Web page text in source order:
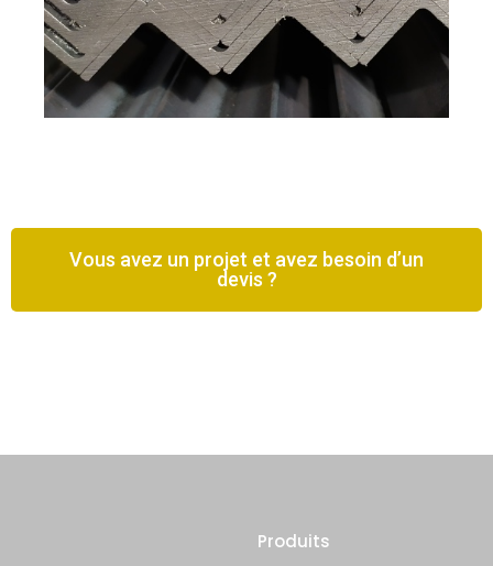
Vous avez un projet et avez besoin d’un
devis ?
Produits